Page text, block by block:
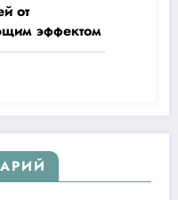
от
эффектом